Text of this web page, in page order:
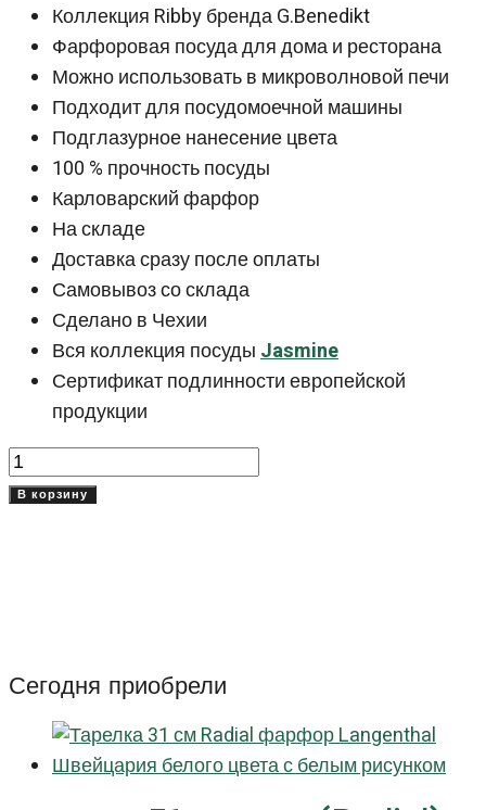
Коллекция Ribby бренда G.Benedikt
Фарфоровая посуда для дома и ресторана
Можно использовать в микроволновой печи
Подходит для посудомоечной машины
Подглазурное нанесение цвета
100 % прочность посуды
Карловарский фарфор
На складе
Доставка сразу после оплаты
Самовывоз со склада
Сделано в Чехии
Вся коллекция посудыJasmine
Сертификат подлинности европейской
продукции
Количество
товара
В корзину
Сегодня приобрели